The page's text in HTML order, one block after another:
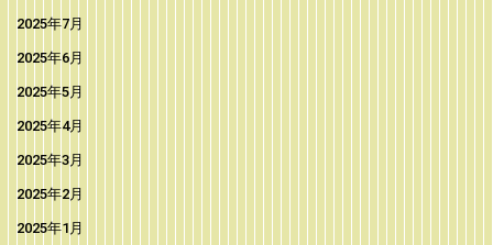
2025年7月
2025年6月
2025年5月
2025年4月
2025年3月
2025年2月
2025年1月